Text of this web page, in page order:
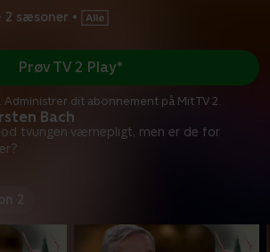
2 sæsoner •
Bach
tvungen værnepligt, men er de for
Prøv TV 2 Play*
dit abonnement på Mit TV 2.
2